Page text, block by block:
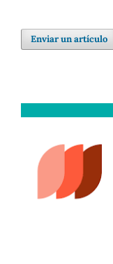
Enviar un artículo